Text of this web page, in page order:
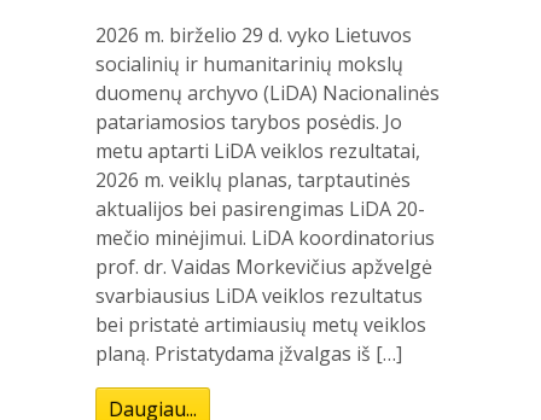
2026 m. birželio 29 d. vyko Lietuvos
socialinių ir humanitarinių mokslų
duomenų archyvo (LiDA) Nacionalinės
patariamosios tarybos posėdis. Jo
metu aptarti LiDA veiklos rezultatai,
2026 m. veiklų planas, tarptautinės
aktualijos bei pasirengimas LiDA 20-
mečio minėjimui. LiDA koordinatorius
prof. dr. Vaidas Morkevičius apžvelgė
svarbiausius LiDA veiklos rezultatus
bei pristatė artimiausių metų veiklos
planą. Pristatydama įžvalgas iš […]
Daugiau...